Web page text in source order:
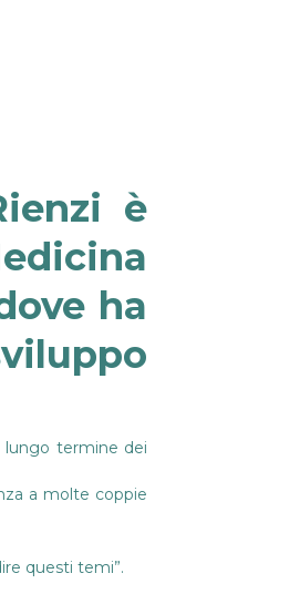
è
ha
lungo termine dei
a molte coppie
questi temi”.